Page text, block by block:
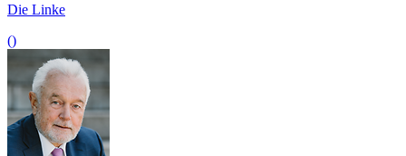
Die Linke
()